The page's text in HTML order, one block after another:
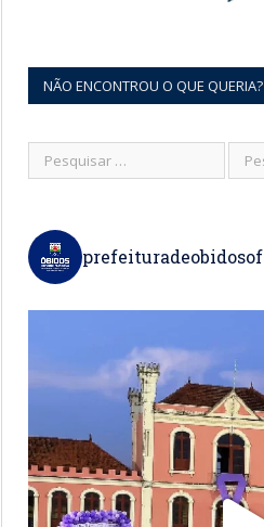
NÃO ENCONTROU O QUE QUERIA?
prefeituradeobidosof